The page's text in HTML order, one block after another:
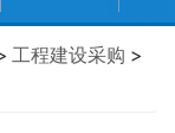
工程建设采购 >